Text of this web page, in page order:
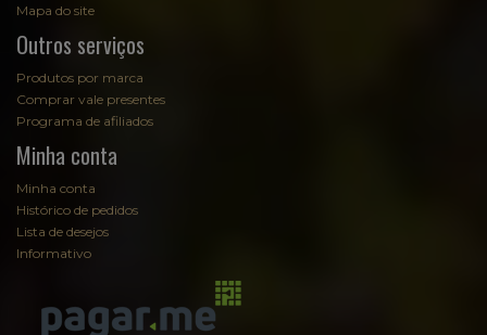
Mapa do site
Outros serviços
Produtos por marca
Comprar vale presentes
Programa de afiliados
Minha conta
Minha conta
Histórico de pedidos
Lista de desejos
Informativo